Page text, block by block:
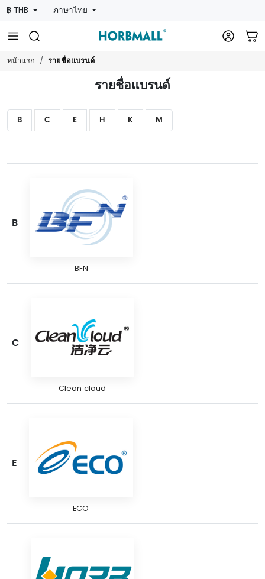
฿ THB ภาษาไทย
หน้าแรก รายชื่อแบรนด์
รายชื่อแบรนด์
B C E H K M
B
BFN
C
Clean cloud
E
ECO